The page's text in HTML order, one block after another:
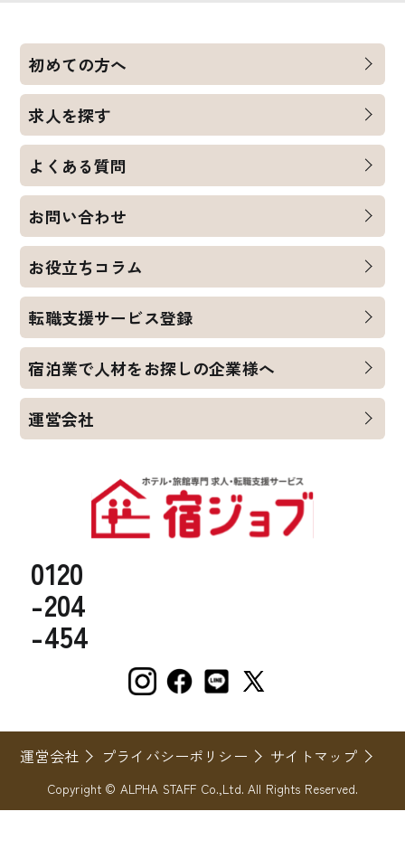
0120
-204
-454
初めての方へ
求人を探す
よくある質問
お問い合わせ
お役立ちコラム
転職支援サービス登録
宿泊業で人材をお探しの企業様へ
運営会社
運営会社 プライバシーポリシー サイトマップ
Copyright © ALPHA STAFF Co.,Ltd. All Rights Reserved.